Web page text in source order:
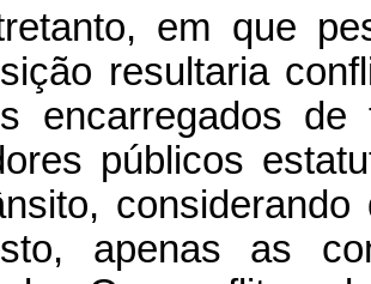
em que
resultaria
encarregados
públicos
apenas as